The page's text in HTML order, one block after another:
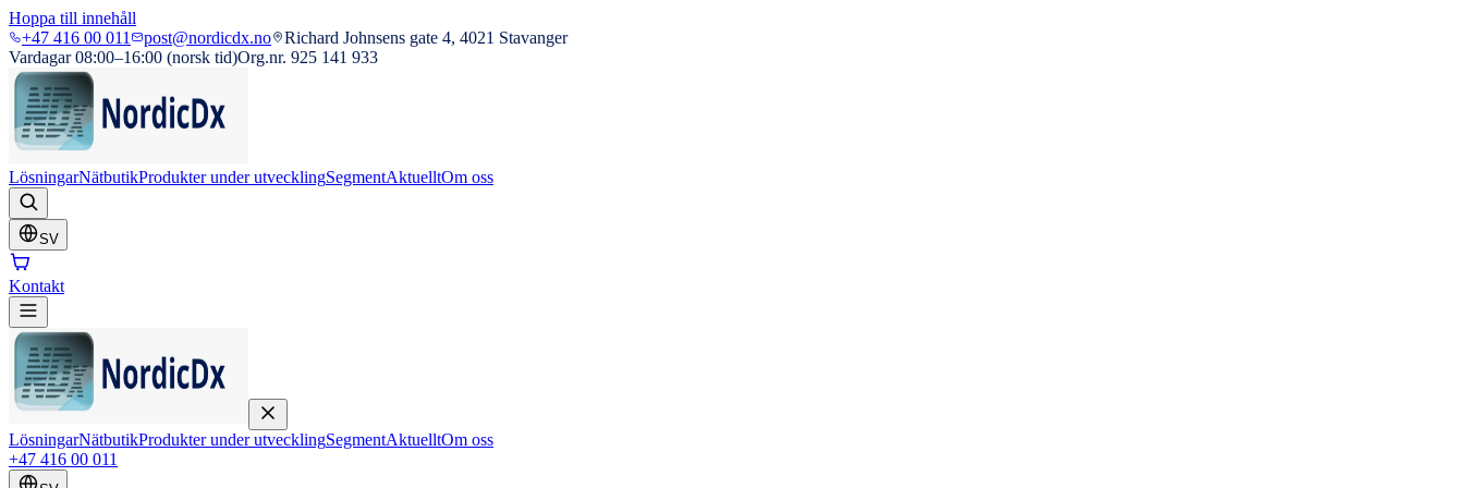
Hoppa till innehåll
+47 416 00 011
post@nordicdx.no
Richard Johnsens gate 4, 4021 Stavanger
Vardagar 08:00–16:00 (norsk tid)Org.nr. 925 141 933
LösningarNätbutikProdukter under utvecklingSegmentAktuelltOm oss
SV
Kontakt
LösningarNätbutikProdukter under utvecklingSegmentAktuelltOm oss
+47 416 00 011